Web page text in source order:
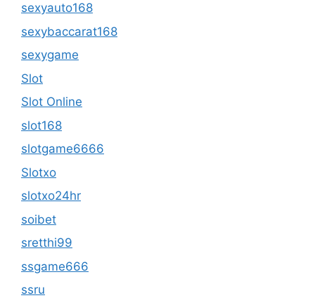
sexyauto168
sexybaccarat168
sexygame
Slot
Slot Online
slot168
slotgame6666
Slotxo
slotxo24hr
soibet
sretthi99
ssgame666
ssru